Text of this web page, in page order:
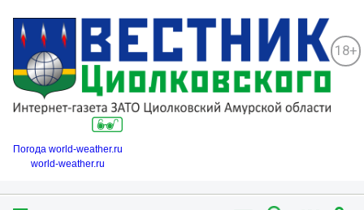
18+
Погода world-weather.ru
world-weather.ru